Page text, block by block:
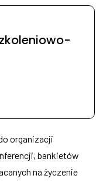
organizacji
bankietów
na życzenie